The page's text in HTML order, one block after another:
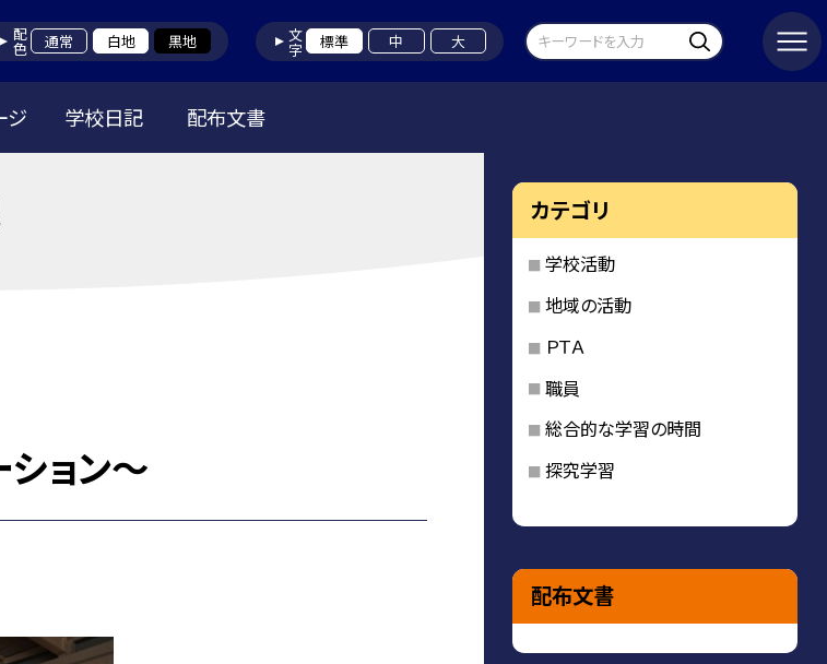
配色 通常 白地 黒地 文字 標準 中 大
ジ 学校日記 配布文書
ョン～
カテゴリ
学校活動
地域の活動
ＰＴＡ
職員
総合的な学習の時間
探究学習
配布文書